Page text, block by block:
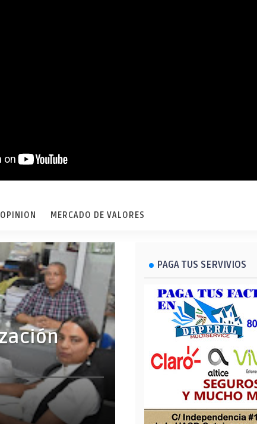
MERCADO DE VALORES
PAGA TUS SERVIVIOS